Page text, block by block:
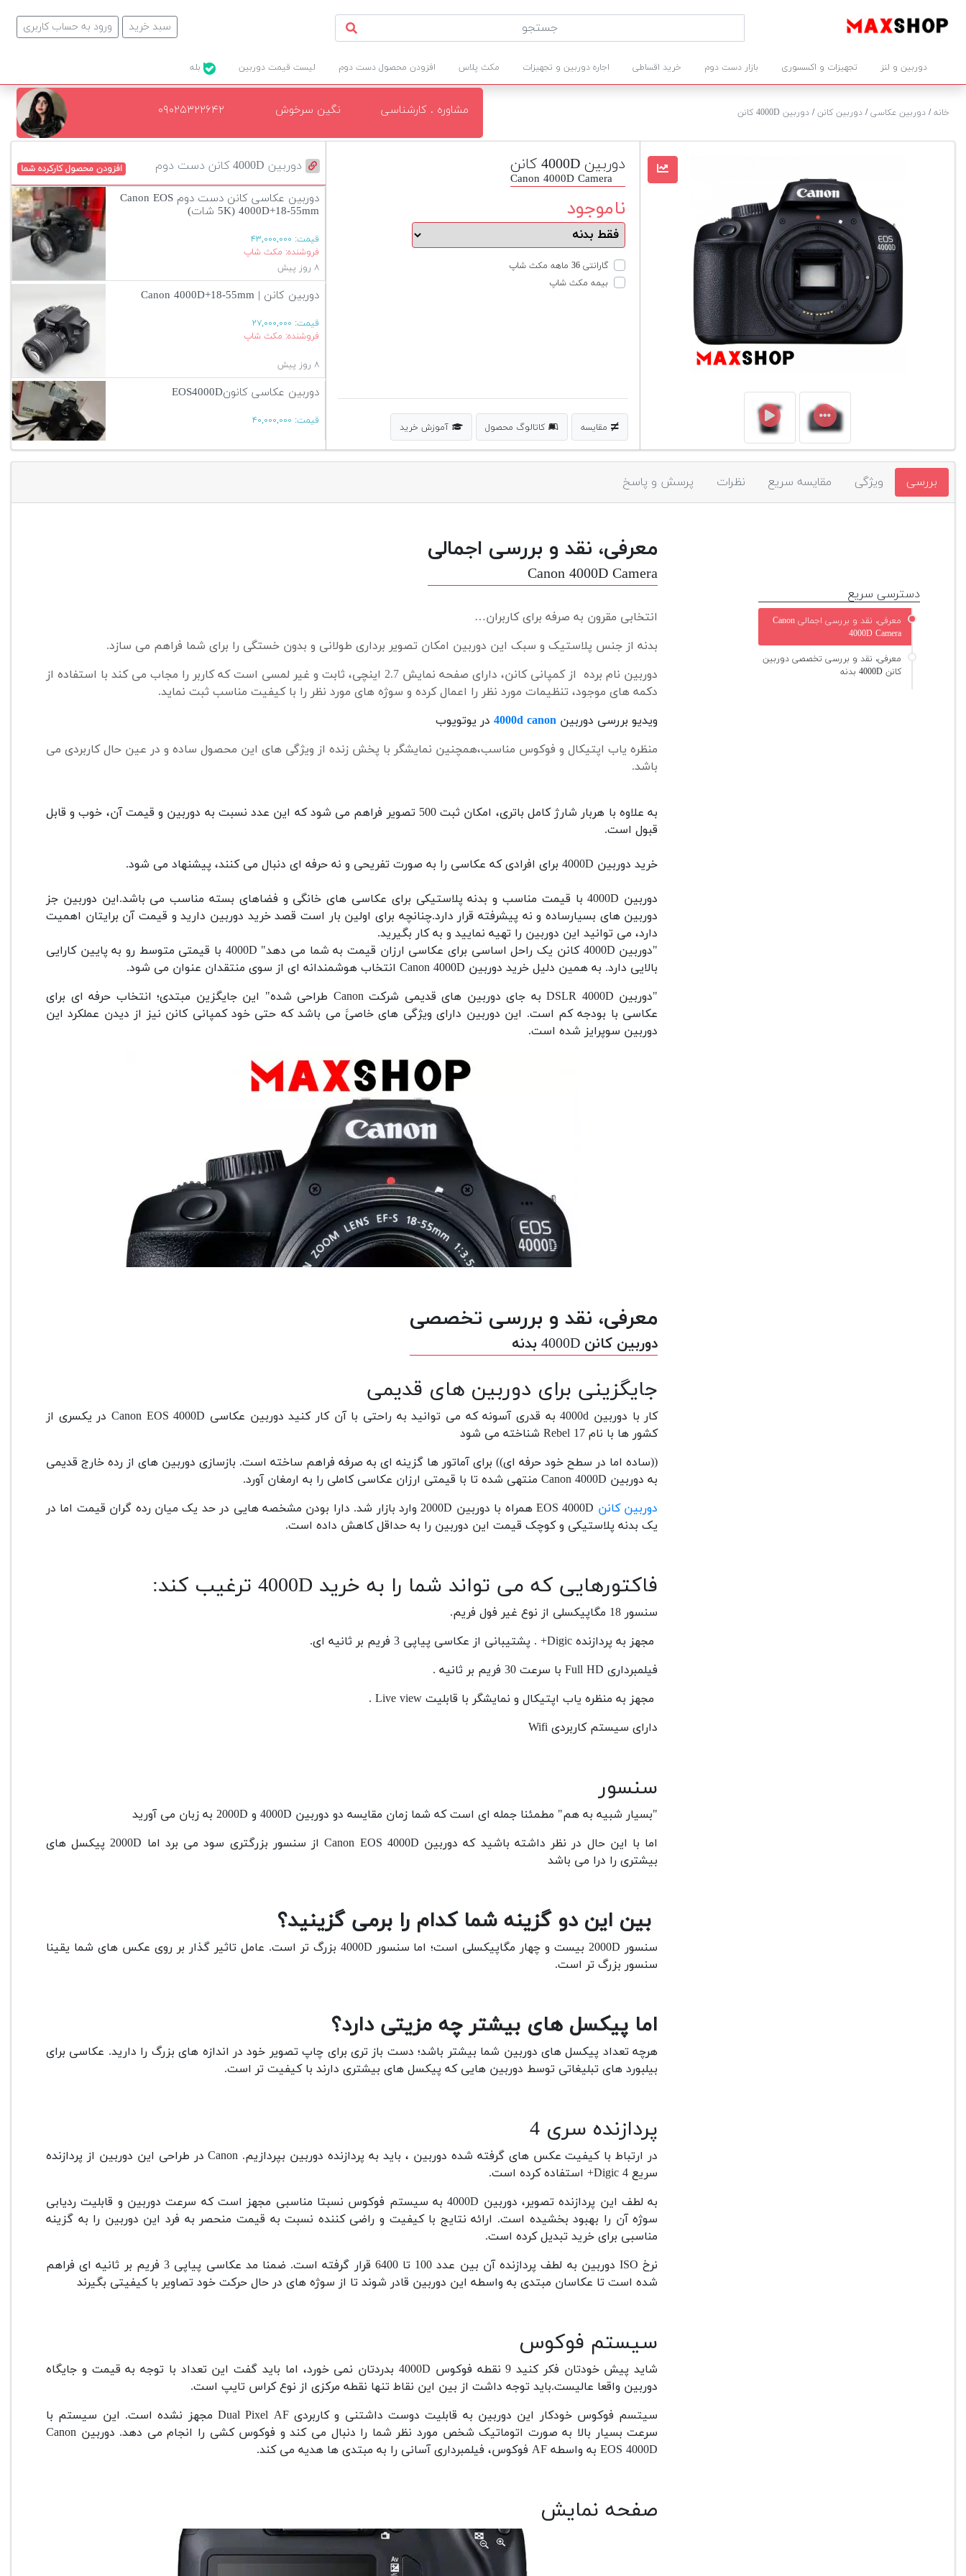
ورود به حساب کاربری سبد خرید
دوربین و لنز تجهیزات و اکسسوری بازار دست دوم خرید اقساطی اجاره دوربین و تجهیزات مکث پلاس افزودن محصول دست دوم لیست قیمت دوربین
خانه/ دوربین عکاسی/ دوربین کانن/ دوربین 4000D کانن مشاوره . کارشناسی نگین سرخوش ۰۹۰۲۵۳۲۲۶۴۲
دوربین 4000D کانن دست دوم افزودن محصول کارکرده شما
دوربین عکاسی کانن دست دوم Canon EOS
4000D+18-55mm (5K شات)
قیمت: ۴۳,۰۰۰,۰۰۰
فروشنده: مکث شاپ
۸ روز پیش
دوربین کانن | Canon 4000D+18-55mm
قیمت: ۲۷,۰۰۰,۰۰۰
فروشنده: مکث شاپ
۸ روز پیش
دوربین عکاسی کانونEOS4000D
قیمت: ۴۰,۰۰۰,۰۰۰
۱۲ روز پیش
آگهی بیشتر
دوربین 4000D کانن
Canon 4000D Camera
ناموجود
گارانتی 36 ماهه مکث شاپ
بیمه مکث شاپ
مقایسه کاتالوگ محصول آموزش خرید
بررسی ویژگی مقایسه سریع نظرات پرسش و پاسخ
معرفی، نقد و بررسی اجمالی
Canon 4000D Camera
انتخابی مقرون به صرفه برای کاربران…
بدنه از جنس پلاستیک و سبک این دوربین امکان تصویر برداری طولانی و بدون خستگی را برای شما فراهم می سازد.
دوربین نام برده از کمپانی کانن، دارای صفحه نمایش 2.7 اینچی، ثابت و غیر لمسی است که کاربر را مجاب می کند با استفاده از
دکمه های موجود، تنظیمات مورد نظر را اعمال کرده و سوژه های مورد نظر را با کیفیت مناسب ثبت نماید.
ویدیو بررسی دوربین 4000d canon در یوتویوب
منظره یاب اپتیکال و فوکوس مناسب،همچنین نمایشگر با پخش زنده از ویژگی های این محصول ساده و در عین حال کاربردی می
باشد.
به علاوه با هربار شارژ کامل باتری، امکان ثبت 500 تصویر فراهم می شود که این عدد نسبت به دوربین و قیمت آن، خوب و قابل
قبول است.
خرید دوربین 4000D برای افرادی که عکاسی را به صورت تفریحی و نه حرفه ای دنبال می کنند، پیشنهاد می شود.
دوربین 4000D با قیمت مناسب و بدنه پلاستیکی برای عکاسی های خانگی و فضاهای بسته مناسب می باشد.این دوربین جز
دوربین های بسیارساده و نه پیشرفته قرار دارد.چنانچه برای اولین بار است قصد خرید دوربین دارید و قیمت آن برایتان اهمیت
دارد، می توانید این دوربین را تهیه نمایید و به کار بگیرید.
"دوربین 4000D کانن یک راحل اساسی برای عکاسی ارزان قیمت به شما می دهد" 4000D با قیمتی متوسط رو به پایین کارایی
بالایی دارد. به همین دلیل خرید دوربین Canon 4000D انتخاب هوشمندانه ای از سوی منتقدان عنوان می شود.
"دوربین DSLR 4000D به جای دوربین های قدیمی شرکت Canon طراحی شده" این جایگزین مبتدی؛ انتخاب حرفه ای برای
عکاسی با بودجه کم است. این دوربین دارای ویژگی های خاصیََ می باشد که حتی خود کمپانی کانن نیز از دیدن عملکرد این
دوربین سوپرایز شده است.
معرفی، نقد و بررسی تخصصی
دوربین کانن 4000D بدنه
جایگزینی برای دوربین های قدیمی
کار با دوربین 4000d به قدری آسونه که می توانید به راحتی با آن کار کنید دوربین عکاسی Canon EOS 4000D در یکسری از
کشور ها با نام Rebel 17 شناخته می شود
((ساده اما در سطح خود حرفه ای)) برای آماتور ها گزینه ای به صرفه فراهم ساخته است. بازسازی دوربین های از رده خارج قدیمی
به دوربین Canon 4000D منتهی شده تا با قیمتی ارزان عکاسی کاملی را به ارمغان آورد.
دوربین کانن
EOS 4000D همراه با دوربین 2000D وارد بازار شد. دارا بودن مشخصه هایی در حد یک میان رده گران قیمت اما در
یک بدنه پلاستیکی و کوچک قیمت این دوربین را به حداقل کاهش داده است.
فاکتورهایی که می تواند شما را به خرید 4000D ترغیب کند:
سنسور 18 مگاپیکسلی از نوع غیر فول فریم.
مجهز به پردازنده Digic+ . پشتیبانی از عکاسی پیاپی 3 فریم بر ثانیه ای.
فیلمبرداری Full HD با سرعت 30 فریم بر ثانیه .
مجهز به منظره یاب اپتیکال و نمایشگر با قابلیت Live view .
دارای سیستم کاربردی Wifi
سنسور
"بسیار شبیه به هم" مطمئنا جمله ای است که شما زمان مقایسه دو دوربین 4000D و 2000D به زبان می آورید
اما با این حال در نظر داشته باشید که دوربین Canon EOS 4000D از سنسور بزرگتری سود می برد اما 2000D پیکسل های
بیشتری را درا می باشد
بین این دو گزینه شما کدام را برمی گزینید؟
سنسور 2000D بیست و چهار مگاپیکسلی است؛ اما سنسور 4000D بزرگ تر است. عامل تاثیر گذار بر روی عکس های شما یقینا
سنسور بزرگ تر است.
اما پیکسل های بیشتر چه مزیتی دارد؟
هرچه تعداد پیکسل های دوربین شما بیشتر باشد؛ دست باز تری برای چاپ تصویر خود در اندازه های بزرگ را دارید. عکاسی برای
بیلبورد های تبلیغاتی توسط دوربین هایی که پیکسل های بیشتری دارند با کیفیت تر است.
پردازنده سری 4
در ارتباط با کیفیت عکس های گرفته شده دوربین ، باید به پردازنده دوربین بپردازیم. Canon در طراحی این دوربین از پردازنده
سریع Digic 4+ استفاده کرده است.
به لطف این پردازنده تصویر، دوربین 4000D به سیستم فوکوس نسبتا مناسبی مجهز است که سرعت دوربین و قابلیت ردیابی
سوژه آن را بهبود بخشیده است. ارائه نتایج با کیفیت و راضی کننده نسبت به قیمت منحصر به فرد این دوربین را به گزینه
مناسبی برای خرید تبدیل کرده است.
نرخ ISO دوربین به لطف پردازنده آن بین عدد 100 تا 6400 قرار گرفته است. ضمنا مد عکاسی پیاپی 3 فریم بر ثانیه ای فراهم
شده است تا عکاسان مبتدی به واسطه این دوربین قادر شوند تا از سوژه های در حال حرکت خود تصاویر با کیفیتی بگیرند
سیستم فوکوس
شاید پیش خودتان فکر کنید 9 نقطه فوکوس 4000D بدردتان نمی خورد، اما باید گفت این تعداد با توجه به قیمت و جایگاه
دوربین واقعا عالیست.باید توجه داشت از بین این نقاط تنها نقطه مرکزی از نوع کراس تایپ است.
سیتسم فوکوس خودکار این دوربین به قابلیت دوست داشتنی و کاربردی Dual Pixel AF مجهز نشده است. این سیستم با
سرعت بسیار بالا به صورت اتوماتیک شخص مورد نظر شما را دنبال می کند و فوکوس کشی را انجام می دهد. دوربین Canon
EOS 4000D به واسطه AF فوکوس، فیلمبرداری آسانی را به مبتدی ها هدیه می کند.
صفحه نمایش
دسترسی سریع
معرفی، نقد و بررسی اجمالی Canon
4000D Camera
معرفی، نقد و بررسی تخصصی دوربین
کانن 4000D بدنه